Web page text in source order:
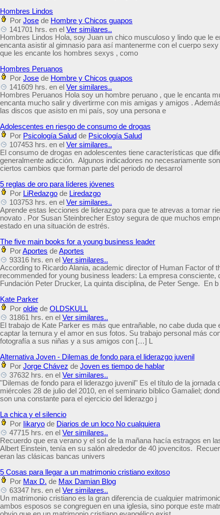
Hombres Lindos
Por Jose de Hombre y Chicos guapos
141701 hrs. en el Ver similares..
Hombres Lindos Hola, soy Juan un chico musculoso y lindo que le
encanta asistir al gimnasio para así mantenerme con el cuerpo
que les encante los hombres sexys , como
Hombres Peruanos
Por Jose de Hombre y Chicos guapos
141609 hrs. en el Ver similares..
Hombres Peruanos Hola soy un hombre peruano , que le encanta
encanta mucho salir y divertirme con mis amigas y amigos .
las discos que asisto en mi país, soy una persona e
Adolescentes en riesgo de consumo de drogas
Por Psicología Salud de Psicología Salud
107453 hrs. en el Ver similares..
El consumo de drogas en adolescentes tiene características que
generalmente adicción. Algunos indicadores no necesariamente
ciertos cambios que forman parte del periodo de desarrol
5 reglas de oro para líderes jóvenes
Por LiRedazgo de Liredazgo
103753 hrs. en el Ver similares..
Aprende estas lecciones de liderazgo para que te atrevas a tomar
novato . Por Susan Steinbrecher Estoy segura de que muchos
estado en una situación de estrés.
The five main books for a young business leader
PorAportes deAportes
93316 hrs. en el Ver similares..
According to Ricardo Alania, academic director of Human Factor of
recommended for young business leaders: La empresa
Fundación Peter Drucker, La quinta disciplina, de Peter Senge. En b
Kate Parker
Por oldie de OLDSKULL
31861 hrs. en el Ver similares..
El trabajo de Kate Parker es más que entrañable, no cabe duda
captar la ternura y el amor en sus fotos. Su trabajo personal más
fotografía a sus niñas y a sus amigos con […] L
Alternativa Joven - Dilemas de fondo para el liderazgo juvenil
Por Jorge Chávez de Joven es tiempo de hablar
37632 hrs. en el Ver similares..
"Dilemas de fondo para el liderazgo juvenil" Es el título de la
miércoles 28 de julio del 2010, en el seminario bíblico Gamaliel;
son una constante para el ejercicio del liderazgo j
La chica y el silencio
Por Iikaryo de Diarios de un loco No cualquiera
47715 hrs. en el Ver similares..
Recuerdo que era verano y el sol de la mañana hacía estragos en
Albert Einstein, tenía en su salón alrededor de 40 jovencitos.
eran las clásicas bancas univers
5 Cosas para llegar a un matrimonio cristiano exitoso
Por Max D. de Max Damian Blog
63347 hrs. en el Ver similares..
Un matrimonio cristiano es la gran diferencia de cualquier
ambos esposos se congreguen en una iglesia, sino porque este